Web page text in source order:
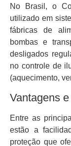
No Brasil, o
utilizado em
fábricas de
bombas e
desligados
no controle de
(aquecimento,
Vantagens
Entre as
estão a
proteção que